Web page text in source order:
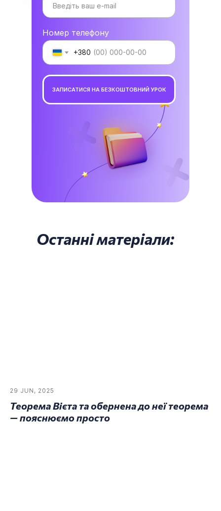
Номер телефону
+380
ЗАПИСАТИСЯ НА БЕЗКОШТОВНИЙ УРОК
Останні матеріали:
29 JUN, 2025
Теорема Вієта та обернена до неї теорема
— пояснюємо просто